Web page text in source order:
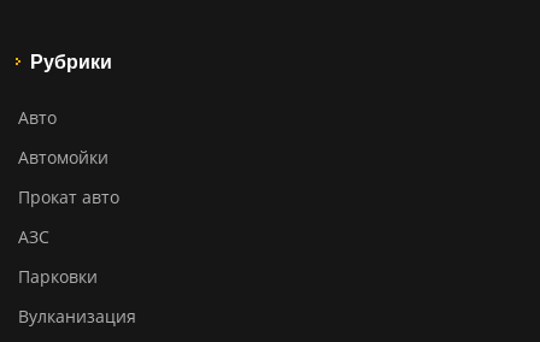
Рубрики
Авто
Автомойки
Прокат авто
АЗС
Парковки
Вулканизация